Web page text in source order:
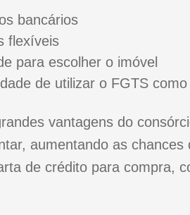
bancários
flexíveis
para escolher o imóvel
de utilizar o FGTS
vantagens do
aumentando as
de crédito para compra,